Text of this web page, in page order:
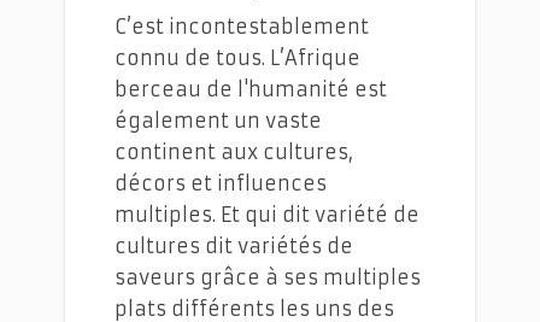
C’est incontestablement
connu de tous. L’Afrique
berceau de l'humanité est
également un vaste
continent aux cultures,
décors et influences
multiples. Et qui dit variété de
cultures dit variétés de
saveurs grâce à ses multiples
plats différents les uns des